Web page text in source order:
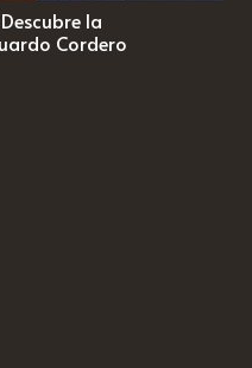
la
Cordero